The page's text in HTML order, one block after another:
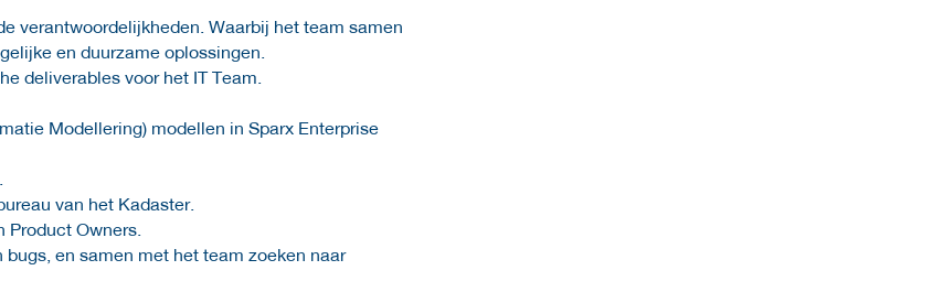
verantwoordelijkheden. Waarbij het team samen
en duurzame oplossingen.
deliverables voor het IT Team.
Modellering) modellen in Sparx Enterprise
van het Kadaster.
Owners.
en samen met het team zoeken naar